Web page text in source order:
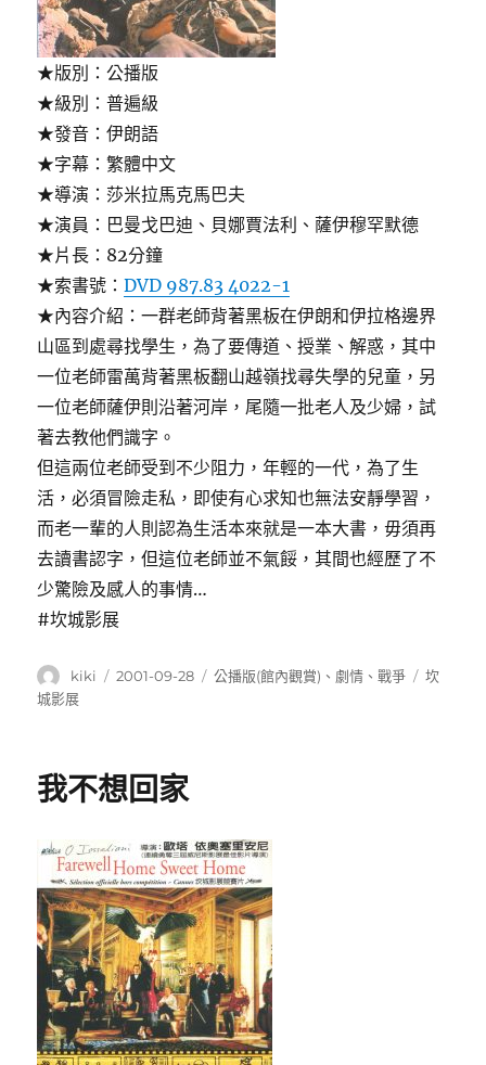
★版別：公播版
★級別：普遍級
★發音：伊朗語
★字幕：繁體中文
★導演：莎米拉馬克馬巴夫
★演員：巴曼戈巴迪、貝娜賈法利、薩伊穆罕默德
★片長：82分鐘
★索書號：DVD 987.83 4022-1
★內容介紹：一群老師背著黑板在伊朗和伊拉格邊界
山區到處尋找學生，為了要傳道、授業、解惑，其中
一位老師雷萬背著黑板翻山越嶺找尋失學的兒童，另
一位老師薩伊則沿著河岸，尾隨一批老人及少婦，試
著去教他們識字。
但這兩位老師受到不少阻力，年輕的一代，為了生
活，必須冒險走私，即使有心求知也無法安靜學習，
而老一輩的人則認為生活本來就是一本大書，毋須再
去讀書認字，但這位老師並不氣餒，其間也經歷了不
少驚險及感人的事情…
#坎城影展
作
者
kiki
發
2001-09-28
分
公播版(館內觀賞) 、 劇情 、 戰爭
標
坎
城影展
我不想回家